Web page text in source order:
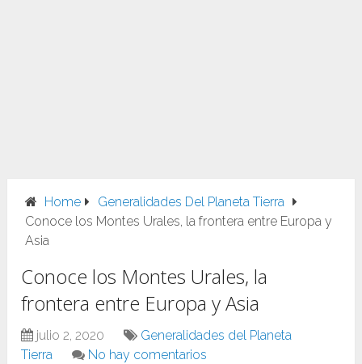
Home
Generalidades Del Planeta Tierra
Conoce los Montes Urales, la frontera entre Europa y
Asia
Conoce los Montes Urales, la
frontera entre Europa y Asia
julio 2, 2020
Generalidades del Planeta
Tierra
No hay comentarios